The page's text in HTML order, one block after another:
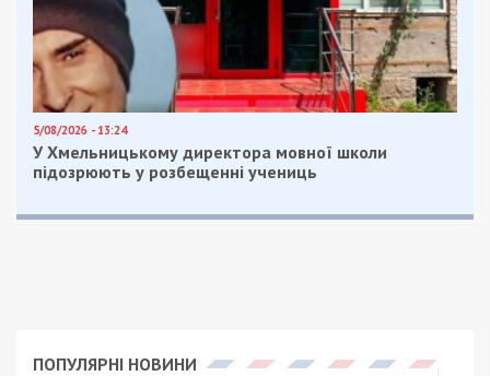
5/08/2026 - 13:24
У Хмельницькому директора мовної школи
підозрюють у розбещенні учениць
ПОПУЛЯРНІ НОВИНИ